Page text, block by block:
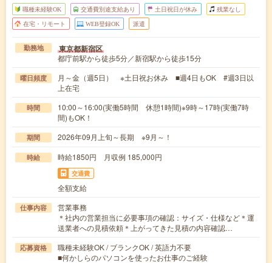
職種未経験OK 交通費別途支給あり 土日祝日が休み 残業なし
在宅・リモート WEB登録OK 派遣
勤務地 東京都新宿区
都庁前駅から徒歩5分／新宿駅から徒歩15分
曜日頻度
月～金（週5日） ※土日祝お休み ■週4日もOK #週3日以
上在宅
時間
10:00～16:00(実働5時間 休憩1時間)※9時～17時(実働7時
間)もOK！
期間 2026年09月上旬～長期 ※9月～！
時給 時給1850円 月収例 185,000円
交通費
全額支給
仕事内容
営業事務
＊社内の営業担当に必要事項の確認：サイズ・仕様など＊運
送業者への見積依頼＊上がってきた見積の内容確認…
応募資格
職種未経験OK / ブランクOK / 英語力不要
■何かしらのパソコンを使ったお仕事のご経験